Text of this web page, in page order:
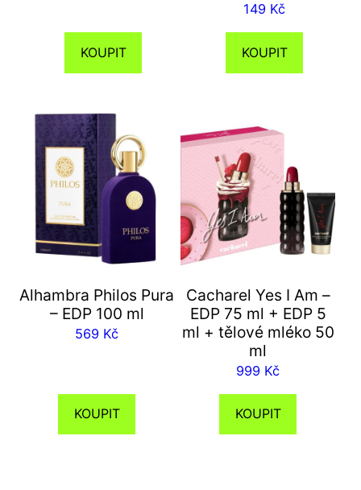
KOUPIT
149 Kč
KOUPIT
Alhambra Philos Pura
– EDP 100 ml
569 Kč
KOUPIT
Cacharel Yes I Am –
EDP 75 ml + EDP 5
ml + tělové mléko 50
ml
999 Kč
KOUPIT